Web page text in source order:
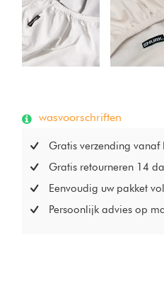
wasvoorschriften
Gratis verzending vanaf
Gratis retourneren 14
Eenvoudig uw pakket
Persoonlijk advies op